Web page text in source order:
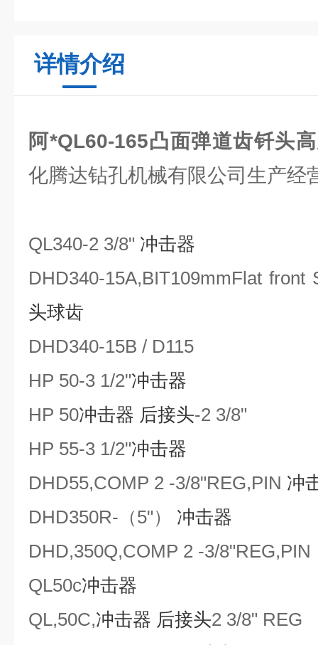
详情介绍
阿*QL60-165凸面弹道齿钎头
化腾达钻孔机械有限公司生产经
QL340-2 3/8" 冲击器
DHD340-15A,BIT109mmFlat front
头球齿
DHD340-15B / D115
HP 50-3 1/2"冲击器
HP 50冲击器 后接头-2 3/8"
HP 55-3 1/2"冲击器
DHD55,COMP 2 -3/8"REG,PIN 冲
DHD350R-（5"） 冲击器
DHD,350Q,COMP 2 -3/8"REG,PIN
QL50c冲击器
QL,50C,冲击器 后接头2 3/8" REG